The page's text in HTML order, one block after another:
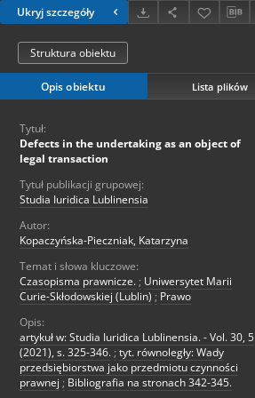
Ukryj szczegóły
Struktura obiektu
Opis obiektu Lista plików
Tytuł:
Defects in the undertaking as an object of
legal transaction
Tytuł publikacji grupowej:
Studia Iuridica Lublinensia
Autor:
Kopaczyńska-Pieczniak, Katarzyna
Temat i słowa kluczowe:
Czasopisma prawnicze. ; Uniwersytet Marii
Curie-Skłodowskiej (Lublin) ; Prawo
Opis:
artykuł w: Studia Iuridica Lublinensia. - Vol. 30, 5
(2021), s. 325-346. ; tyt. równoległy: Wady
przedsiębiorstwa jako przedmiotu czynności
prawnej ; Bibliografia na stronach 342-345.